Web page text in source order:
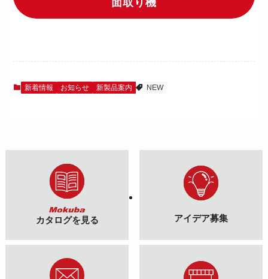
面取り機
新着情報 お知らせ 新製品案内 NEW
カタログを見る アイデア募集